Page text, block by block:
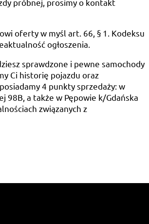
próbnej, prosimy o kontakt
oferty w myśl art. 66, § 1. Kodeksu
ogłoszenia.
sprawdzone i pewne samochody
Ci historię pojazdu oraz
4 punkty sprzedaży: w
98B, a także w Pępowie k/Gdańska
związanych z